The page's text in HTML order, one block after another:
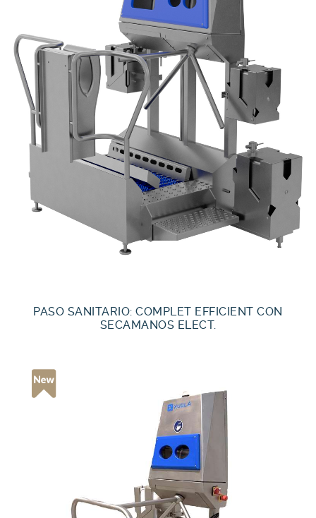
PASO SANITARIO: COMPLET EFFICIENT CON
SECAMANOS ELECT.